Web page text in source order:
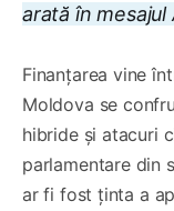
arată în mesajul
Finanțarea vine
Moldova se
hibride și atacuri
parlamentare din
ar fi fost ținta a